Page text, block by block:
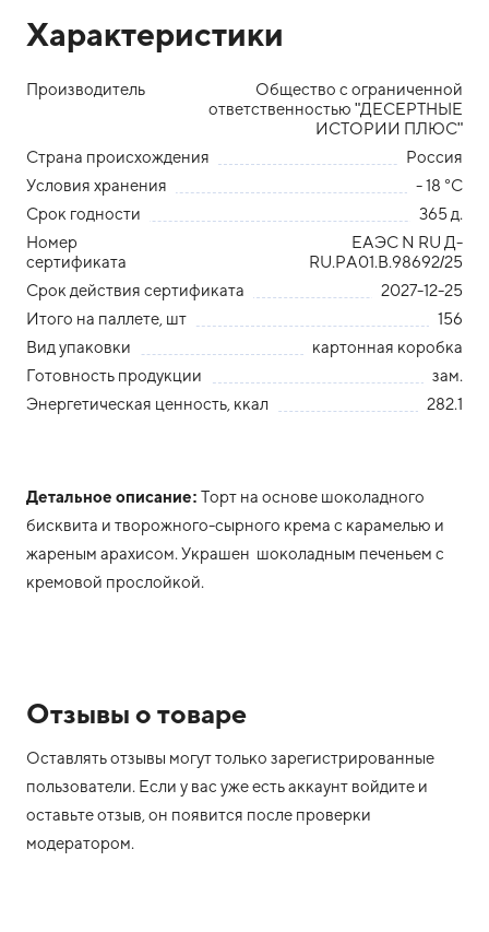
Характеристики
Производитель
Общество с ограниченной
ответственностью "ДЕСЕРТНЫЕ
ИСТОРИИ ПЛЮС"
Страна происхождения
Россия
Условия хранения
- 18 °С
Срок годности
365 д.
Номер
сертификата
ЕАЭС N RU Д-
RU.PA01.B.98692/25
Срок действия сертификата
2027-12-25
Итого на паллете, шт
156
Вид упаковки
картонная коробка
Готовность продукции
зам.
Энергетическая ценность, ккал
282.1
Детальное описание: Торт на основе шоколадного
бисквита и творожного-сырного крема с карамелью и
жареным арахисом. Украшен шоколадным печеньем с
кремовой прослойкой.
Отзывы о товаре
Оставлять отзывы могут только зарегистрированные
пользователи. Если у вас уже есть аккаунт войдите и
оставьте отзыв, он появится после проверки
модератором.